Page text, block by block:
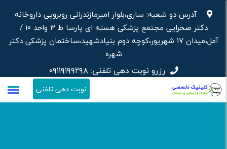
محتوا
آدرس دو شعبه: ساری،بلوار امیرمازندرانی روبرویی داروخانه‌
دکتر صحرایی مجتمع پزشکی هسته ای پارسا ط ۳ واحد ۱۰ /
آمل،میدان ۱۷ شهریور،کوچه دوم بنیادشهید،ساختمان پزشکی دکتر
شهره
رزرو نوبت دهی تلفنی:۰۹۱۱۹۱۹۹۲۹۸
نوبت دهی تلفنی